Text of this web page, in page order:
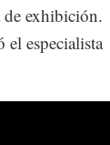
de exhibición.
el especialista